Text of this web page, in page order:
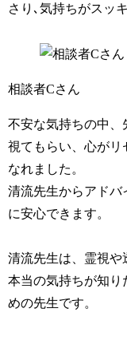
さり､気持ちがスッ
相談者Cさん
不安な気持ちの中、
視てもらい、心がリ
なれました。
清流先生からアドバ
に安心できます。
清流先生は、霊視や
本当の気持ちが知り
めの先生です。